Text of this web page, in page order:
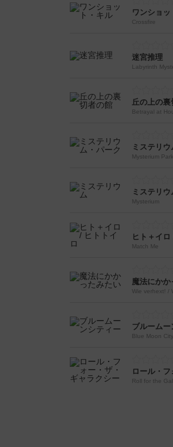
ワンショ
Crossfire
迷宮推理
Labyrinth
丘の上の裏
Betrayal at
ミステリ
Mysterium Park
ミステリウ
Mysterium
ヒト＋イ
Match Me
魔法にか
Wie verhext! /
ブルームー
Blue Moon City
ロール・
Roll for the